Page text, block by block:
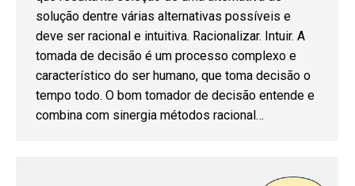
solução dentre várias alternativas possíveis e
deve ser racional e intuitiva. Racionalizar. Intuir. A
tomada de decisão é um processo complexo e
característico do ser humano, que toma decisão o
tempo todo. O bom tomador de decisão entende e
combina com sinergia métodos racional…